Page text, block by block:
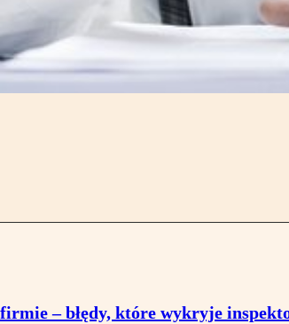
– błędy, które wykryje